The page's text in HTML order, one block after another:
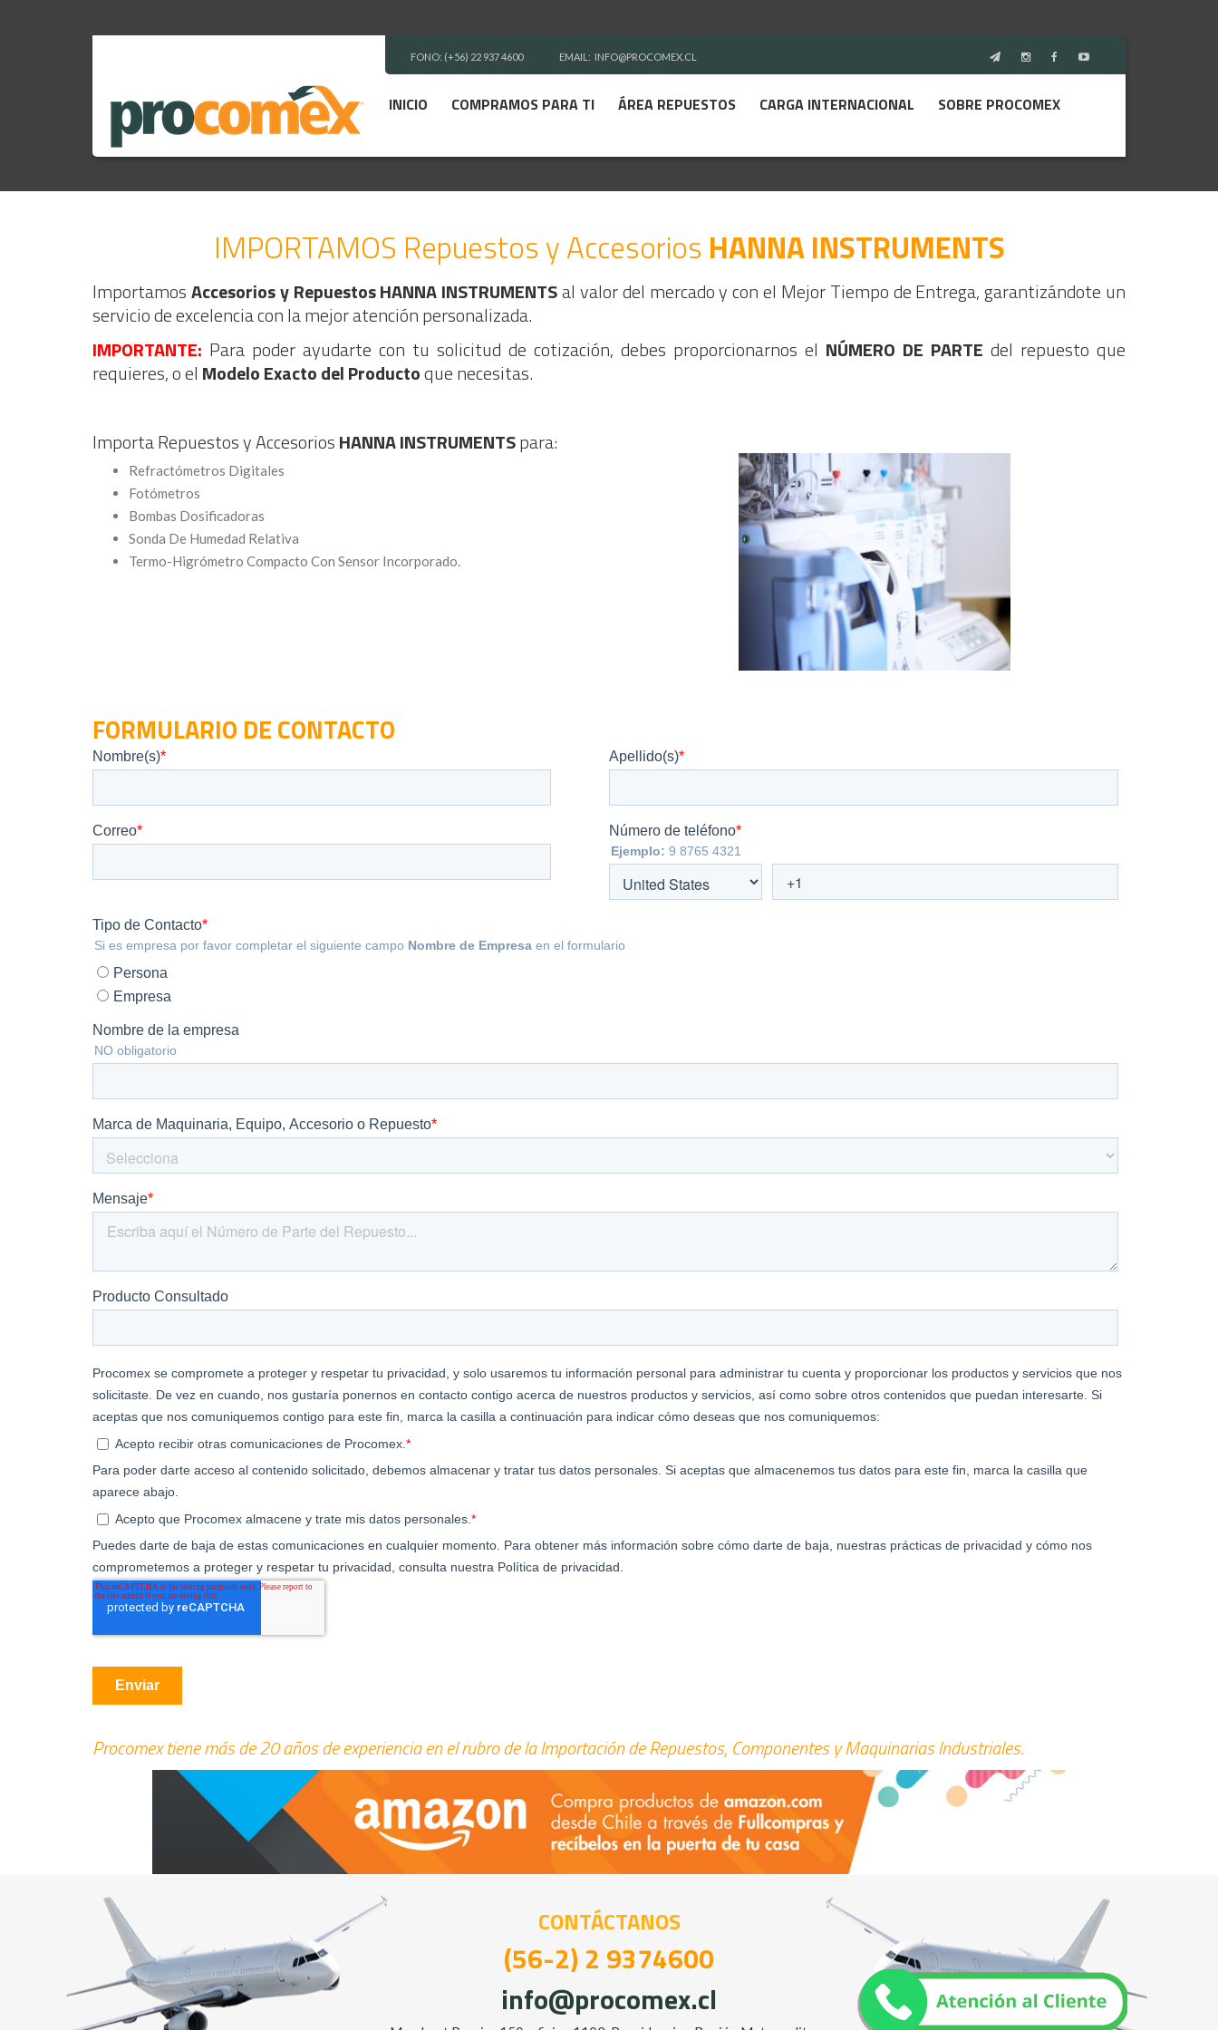
FONO: (+56) 22 937 4600 EMAIL: INFO@PROCOMEX.CL
INICIO COMPRAMOS PARA TI ÁREA REPUESTOS CARGA INTERNACIONAL SOBRE PROCOMEX
IMPORTAMOS Repuestos yAccesorios HANNA INSTRUMENTS
ImportamosAccesorios y Repuestos HANNA INSTRUMENTSal valor del mercado y con el Mejor Tiempo de Entrega, garantizándote un
servicio de excelencia con la mejor atención personalizada.
IMPORTANTE: Para poder ayudarte con tu solicitud de cotización, debes proporcionarnos el NÚMERO DE PARTE del repuesto que
requieres, o el Modelo Exacto del Productoque necesitas.
Importa Repuestos y AccesoriosHANNA INSTRUMENTSpara:
Refractómetros Digitales
Fotómetros
Bombas Dosificadoras
Sonda De Humedad Relativa
Termo-Higrómetro Compacto Con Sensor Incorporado.
FORMULARIO DE CONTACTO
Procomex tiene más de 20 años de experiencia en el rubro de la Importación de Repuestos, Componentes y Maquinarias Industriales.
CONTÁCTANOS
(56-2) 2 9374600
info@procomex.cl